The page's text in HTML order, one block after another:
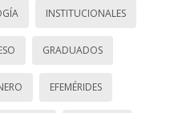
INSTITUCIONALES
GRADUADOS
EFEMÉRIDES